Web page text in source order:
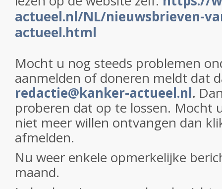
actueel.nl/NL/nieuwsbrieven-
actueel.html
Mocht u nog steeds problemen
aanmelden of doneren meldt dat
redactie@kanker-actueel.nl.
proberen dat op te lossen. Mocht
niet meer willen ontvangen dan
afmelden.
Nu weer enkele opmerkelijke
maand.